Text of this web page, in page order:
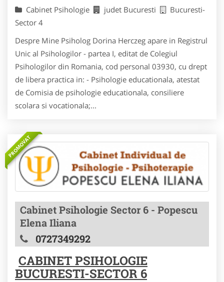
Cabinet Psihologie judet Bucuresti
Bucuresti-
Sector 4
Despre Mine Psiholog Dorina Herczeg apare in Registrul
Unic al Psihologilor - partea I, editat de Colegiul
Psihologilor din Romania, cod personal 03930, cu drept
de libera practica in: - Psihologie educationala, atestat
de Comisia de psihologie educationala, consiliere
scolara si vocationala;...
PROMOVAT
Cabinet Psihologie Sector 6 - Popescu
Elena Iliana
0727349292
CABINET PSIHOLOGIE
BUCURESTI-SECTOR 6